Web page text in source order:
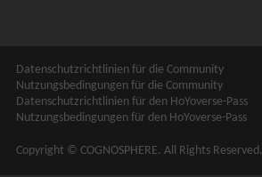
Datenschutzrichtlinien für die Community
Nutzungsbedingungen für die Community
Datenschutzrichtlinien für den HoYoverse-Pass
Nutzungsbedingungen für den HoYoverse-Pass
Copyright © COGNOSPHERE. All Rights Reserved.